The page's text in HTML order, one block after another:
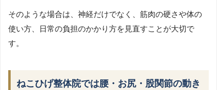
そのような場合は、神経だけでなく、筋肉の硬さや体の
使い方、日常の負担のかかり方を見直すことが大切で
す。
ねこひげ整体院では腰・お尻・股関節の動き